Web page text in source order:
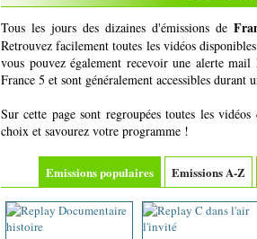
Tous les jours des dizaines d'émissions de
Retrouvez facilement toutes les vidéos
vous pouvez également recevoir une alerte
France 5 et sont généralement accessibles
Sur cette page sont regroupées toutes les
choix et savourez votre programme !
Emissions populaires Emissions A-Z